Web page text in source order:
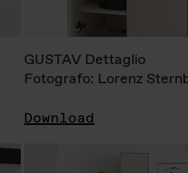
GUSTAV Dettaglio
Fotografo: Lorenz
Download